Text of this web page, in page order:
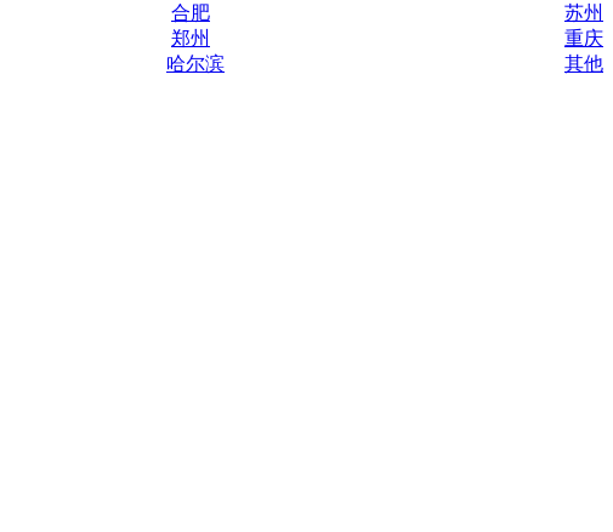
合肥
苏州
郑州
重庆
哈尔滨
其他